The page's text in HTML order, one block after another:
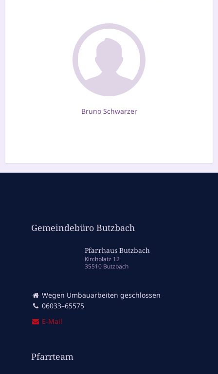
Bruno Schwarzer
Gemeindebüro Butzbach
Pfarrhaus Butzbach
Kirchplatz 12
35510 Butzbach
Wegen Umbauarbeiten geschlossen
06033–65575
E‑Mail
Pfarrteam